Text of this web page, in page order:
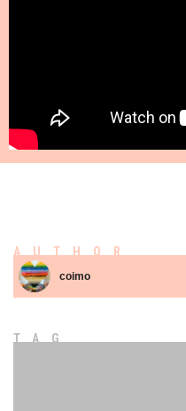
AUTHOR
coimo
TAG